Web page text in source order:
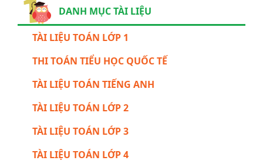
DANH MỤC TÀI LIỆU
TÀI LIỆU TOÁN LỚP 1
THI TOÁN TIỂU HỌC QUỐC TẾ
TÀI LIỆU TOÁN TIẾNG ANH
TÀI LIỆU TOÁN LỚP 2
TÀI LIỆU TOÁN LỚP 3
TÀI LIỆU TOÁN LỚP 4